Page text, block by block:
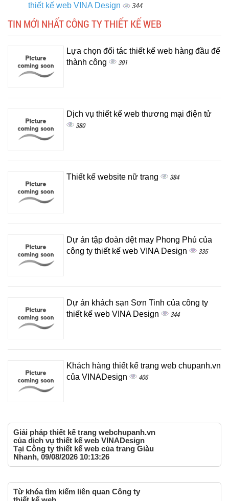
thiết kế web VINA Design
344
TIN MỚI NHẤT CÔNG TY THIẾT KẾ WEB
Lựa chọn đối tác thiết kế web hàng đầu để
thành công
391
Dịch vụ thiết kế web thương mại điện tử
380
Thiết kế website nữ trang 384
Dự án tập đoàn dệt may Phong Phú của
công ty thiết kế web VINA Design
335
Dự án khách sạn Sơn Tinh của công ty
thiết kế web VINA Design
344
Khách hàng thiết kế trang web chupanh.vn
của VINADesign
406
Giải pháp thiết kế trang webchupanh.vn
của dịch vụ thiết kế web VINADesign
Tại Công ty thiết kế web của trang Giàu
Nhanh, 09/08/2026 10:13:26
Từ khóa tìm kiếm liên quan Công ty